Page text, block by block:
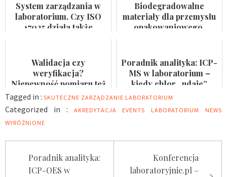
System zarządzania w
laboratorium. Czy ISO
17025 działa także
Biodegradowalne
materiały dla przemysłu
opakowaniowego.
Walidacja czy
weryfikacja?
Niepewność pomiaru też
nie jest formalnością
Poradnik analityka: ICP-
MS w laboratorium –
kiedy chlor „udaje”
arsen?
Tagged in : SKUTECZNE ZARZĄDZANIE LABORATORIUM
Categorized in : AKREDYTACJA EVENTS LABORATORIUM
NEWS
WYRÓŻNIONE
Nawigacja
wpisu
Poradnik analityka:
ICP-OES w
Konferencja
laboratoryjnie.pl –